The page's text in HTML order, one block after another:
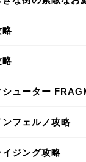
略
略
ューター
フェルノ攻略
ジング攻略